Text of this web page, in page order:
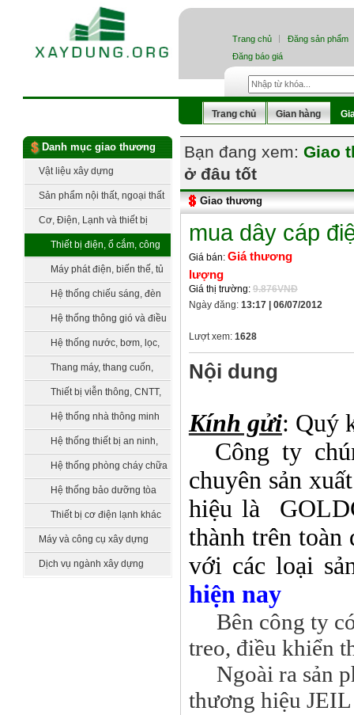
Trang chủ
Đăng sản phẩm
Đăng báo giá
Trang chủ Gian hàng
Danh mục giao thương
Vật liệu xây dựng
Sản phẩm nội thất, ngoại thất
Cơ, Điện, Lạnh và thiết bị
công nghệThiết bị điện, ổ cắm, công
Máy phát điện, biến thế, tủ
điện, trạm điện
Hệ thống chiếu sáng, đèn
trang tríHệ thống thông gió và điều
hòa không khí
Hệ thống nước, bơm, lọc,
bồn chứa, xử lý nước
Thang máy, thang cuốn,
vận thăngThiết bị viễn thông, CNTT,
truyền hìnhHệ thống nhà thông minh
smarthomeHệ thống thiết bị an ninh,
quản lý tòa nhà
Hệ thống phòng cháy chữa
Hệ thống bảo dưỡng tòa
Thiết bị cơ điện lạnh khác
Máy và công cụ xây dựng
Dịch vụ ngành xây dựng
Bạn đang xem: Giao
ở đâu tốt
Giao thương
mua dây cáp
Giá bán: Giá thương
lượng
Giá thị trường: 9.876VNĐ
Ngày đăng: 13:17 | 06/07/2012
Lượt xem: 1628
Nội dung
Kính gửi: Quý
Công ty
chuyên sản
hiệu là
thành trên
với các loại
hiện nay
Bên công ty
treo, điều khiển
Ngoài ra sản
thương hiệu